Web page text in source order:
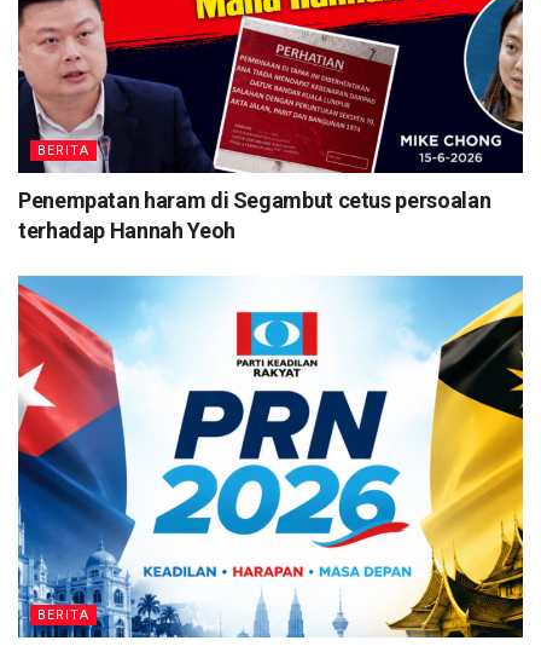
BERITA
Penempatan haram di Segambut cetus persoalan
terhadap Hannah Yeoh
BERITA